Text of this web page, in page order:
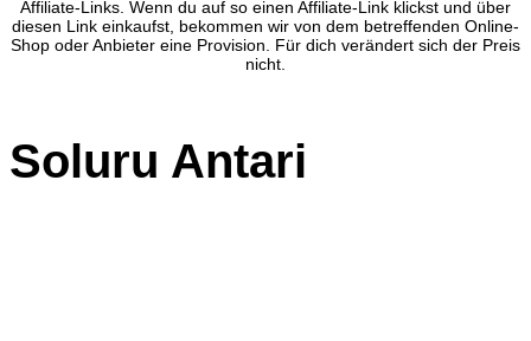
Affiliate-Links. Wenn du auf so einen Affiliate-Link klickst und über
diesen Link einkaufst, bekommen wir von dem betreffenden Online-
Shop oder Anbieter eine Provision. Für dich verändert sich der Preis
nicht.
Soluru Antari